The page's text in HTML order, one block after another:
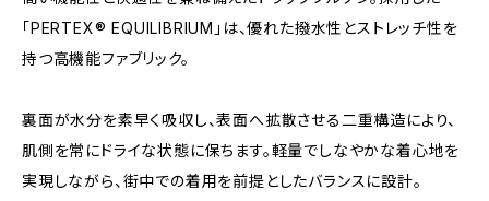
「PERTEX® EQUILIBRIUM」は、優れた撥水性とストレッチ性を
持つ高機能ファブリック。
裏面が水分を素早く吸収し、表面へ拡散させる二重構造により、
肌側を常にドライな状態に保ちます。軽量でしなやかな着心地を
実現しながら、街中での着用を前提としたバランスに設計。